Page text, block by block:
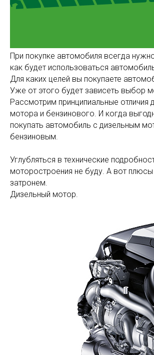
При покупке автомобиля всегда
как будет использоваться
Для каких целей вы покупаете
Уже от этого будет зависеть выбор
Рассмотрим принципиальные отличия
мотора и бензинового. И когда
покупать автомобиль с дизельным
бензиновым.
Углубляться в технические
моторостроения не буду. А вот
затронем.
Дизельный мотор.